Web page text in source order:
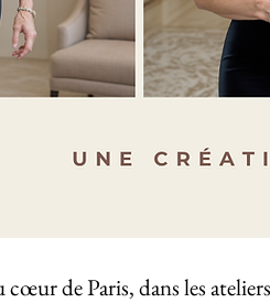
cœur de Paris, dans les